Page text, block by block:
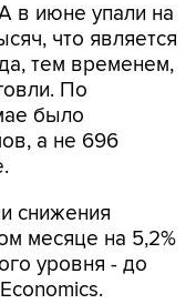
июне упали на
что является
тем временем,
По
было
а не 696
снижения
месяце на 5,2%
уровня - до